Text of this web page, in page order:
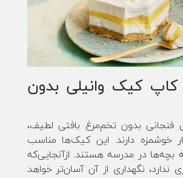
کاپ کیک وانیلی بدون
فنجانی بدون تخم‌مرغ بافتی لطیف،
خوشمزه دارند. این کیک‌ها مناسب
بچه‌ها در مدرسه هستند. ازآنجایی‌که
ندارد، نگهداری از آن آسان‌تر خواهد